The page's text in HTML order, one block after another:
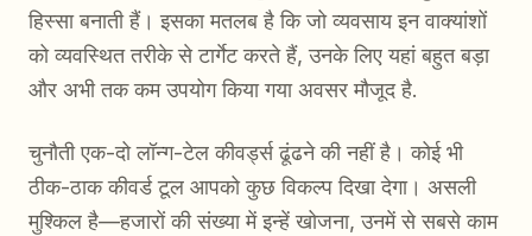
हिस्सा बनाती हैं। इसका मतलब है कि जो व्यवसाय इन वाक्यांशों
को व्यवस्थित तरीके से टार्गेट करते हैं, उनके लिए यहां बहुत बड़ा
और अभी तक कम उपयोग किया गया अवसर मौजूद है.
चुनौती एक-दो लॉन्ग-टेल कीवर्ड्स ढूंढने की नहीं है। कोई भी
ठीक-ठाक कीवर्ड टूल आपको कुछ विकल्प दिखा देगा। असली
मुश्किल है—हजारों की संख्या में इन्हें खोजना, उनमें से सबसे काम